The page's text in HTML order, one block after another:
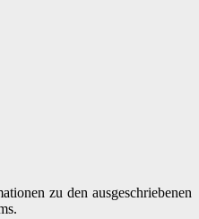
zu den ausgeschriebenen